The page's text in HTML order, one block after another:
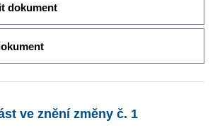
dokument
ve znění změny č. 1